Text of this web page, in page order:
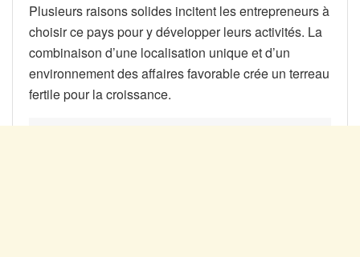
Plusieurs raisons solides incitent les entrepreneurs à
choisir ce pays pour y développer leurs activités. La
combinaison d’une localisation unique et d’un
environnement des affaires favorable crée un terreau
fertile pour la croissance.